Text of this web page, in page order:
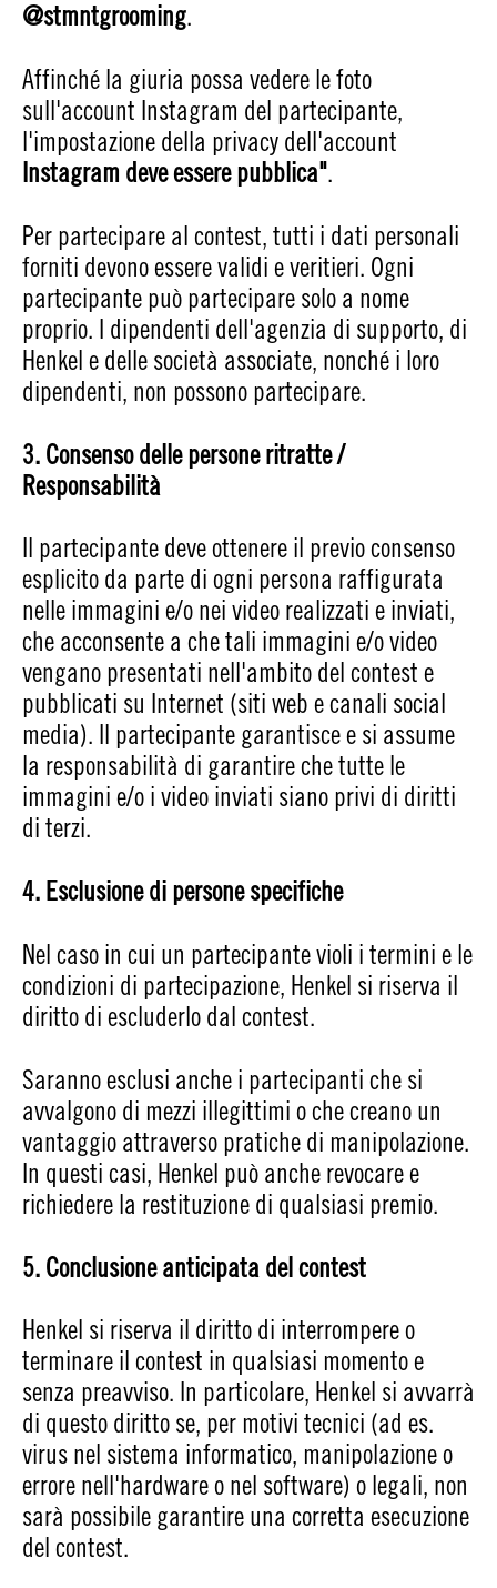
@stmntgrooming.
Affinché la giuria possa vedere le foto
sull'account Instagram del partecipante,
l'impostazione della privacy dell'account
Instagram deve essere pubblica".
Per partecipare al contest, tutti i dati personali
forniti devono essere validi e veritieri. Ogni
partecipante può partecipare solo a nome
proprio. I dipendenti dell'agenzia di supporto, di
Henkel e delle società associate, nonché i loro
dipendenti, non possono partecipare.
3. Consenso delle persone ritratte /
Responsabilità
Il partecipante deve ottenere il previo consenso
esplicito da parte di ogni persona raffigurata
nelle immagini e/o nei video realizzati e inviati,
che acconsente a che tali immagini e/o video
vengano presentati nell'ambito del contest e
pubblicati su Internet (siti web e canali social
media). Il partecipante garantisce e si assume
la responsabilità di garantire che tutte le
immagini e/o i video inviati siano privi di diritti
di terzi.
4. Esclusione di persone specifiche
Nel caso in cui un partecipante violi i termini e le
condizioni di partecipazione, Henkel si riserva il
diritto di escluderlo dal contest.
Saranno esclusi anche i partecipanti che si
avvalgono di mezzi illegittimi o che creano un
vantaggio attraverso pratiche di manipolazione.
In questi casi, Henkel può anche revocare e
richiedere la restituzione di qualsiasi premio.
5. Conclusione anticipata del contest
Henkel si riserva il diritto di interrompere o
terminare il contest in qualsiasi momento e
senza preavviso. In particolare, Henkel si avvarrà
di questo diritto se, per motivi tecnici (ad es.
virus nel sistema informatico, manipolazione o
errore nell'hardware o nel software) o legali, non
sarà possibile garantire una corretta esecuzione
del contest.